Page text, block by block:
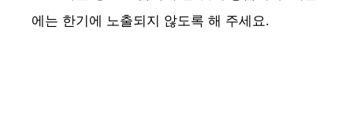
에는 한기에 노출되지 않도록 해 주세요.